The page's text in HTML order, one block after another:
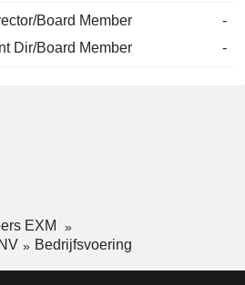
Board Member
-
Dir/Board Member
-
EXM
Bedrijfsvoering